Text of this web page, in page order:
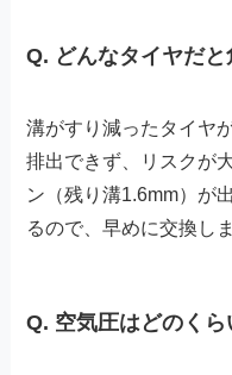
Q. どんなタイヤだと
溝がすり減ったタイヤ
排出できず、リスクが
ン（残り溝1.6mm）が
るので、早めに交換し
Q. 空気圧はどのくら